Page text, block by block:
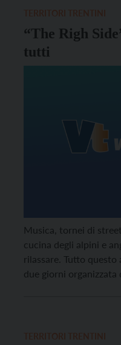
“The Righ
tutti
Musica, tornei di
cucina degli alpini e
rilassare. Tutto questo
due giorni